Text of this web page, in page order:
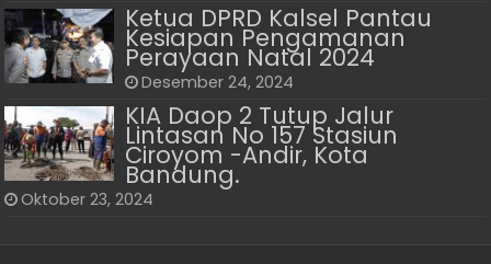
Ketua DPRD Kalsel Pantau
Kesiapan Pengamanan
Perayaan Natal 2024
Desember 24, 2024
KIA Daop 2 Tutup Jalur
Lintasan No 157 Stasiun
Ciroyom -Andir, Kota
Bandung.
Oktober 23, 2024